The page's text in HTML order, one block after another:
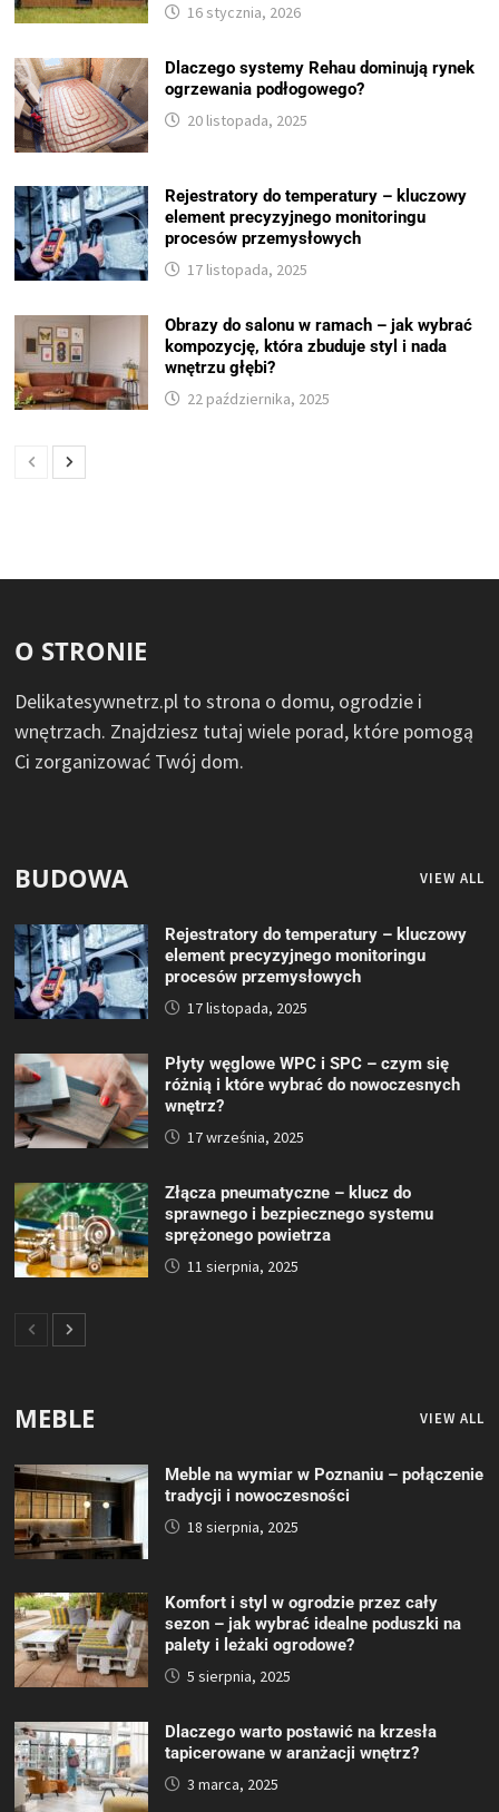
16 stycznia, 2026
Dlaczego systemy Rehau dominują rynek
ogrzewania podłogowego?
20 listopada, 2025
Rejestratory do temperatury – kluczowy
element precyzyjnego monitoringu
procesów przemysłowych
17 listopada, 2025
Obrazy do salonu w ramach – jak wybrać
kompozycję, która zbuduje styl i nada
wnętrzu głębi?
22 października, 2025
O STRONIE
Delikatesywnetrz.pl to strona o domu, ogrodzie i
wnętrzach. Znajdziesz tutaj wiele porad, które pomogą
Ci zorganizować Twój dom.
BUDOWA VIEW ALL
Rejestratory do temperatury – kluczowy
element precyzyjnego monitoringu
procesów przemysłowych
17 listopada, 2025
Płyty węglowe WPC i SPC – czym się
różnią i które wybrać do nowoczesnych
wnętrz?
17 września, 2025
Złącza pneumatyczne – klucz do
sprawnego i bezpiecznego systemu
sprężonego powietrza
11 sierpnia, 2025
MEBLE VIEW ALL
Meble na wymiar w Poznaniu – połączenie
tradycji i nowoczesności
18 sierpnia, 2025
Komfort i styl w ogrodzie przez cały
sezon – jak wybrać idealne poduszki na
palety i leżaki ogrodowe?
5 sierpnia, 2025
Dlaczego warto postawić na krzesła
tapicerowane w aranżacji wnętrz?
3 marca, 2025